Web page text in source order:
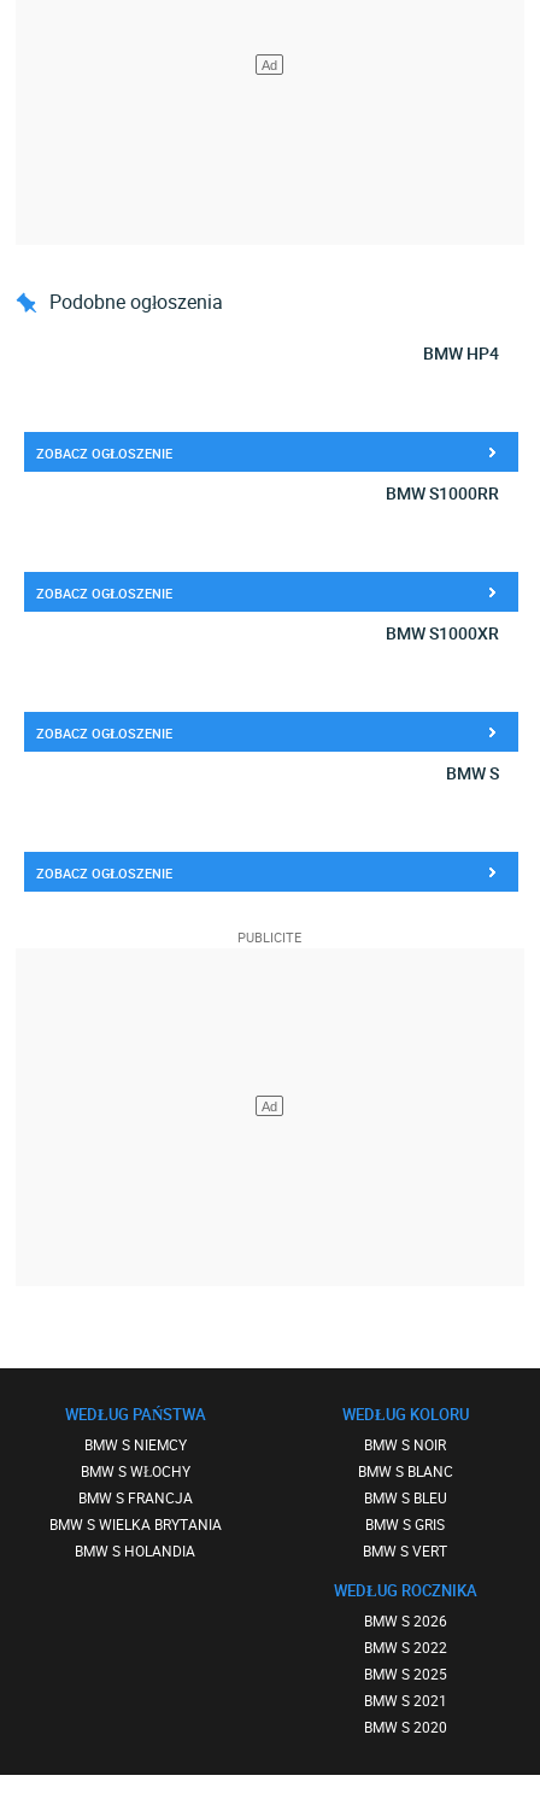
Podobne ogłoszenia
BMW HP4
ZOBACZ OGŁOSZENIE
BMW S1000RR
ZOBACZ OGŁOSZENIE
BMW S1000XR
ZOBACZ OGŁOSZENIE
BMW S
ZOBACZ OGŁOSZENIE
WEDŁUG PAŃSTWA
BMW S NIEMCY
BMW S WŁOCHY
BMW S FRANCJA
BMW S WIELKA BRYTANIA
BMW S HOLANDIA
WEDŁUG KOLORU
BMW S NOIR
BMW S BLANC
BMW S BLEU
BMW S GRIS
BMW S VERT
WEDŁUG ROCZNIKA
BMW S 2026
BMW S 2022
BMW S 2025
BMW S 2021
BMW S 2020